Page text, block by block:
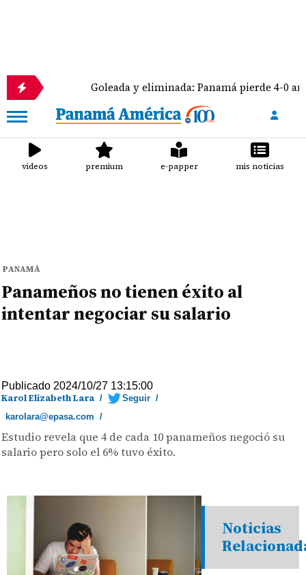
Goleada y eliminada: Panamá pierde 4-0 ante México
videos premium e-papper mis noticias
PANAMÁ
Panameños no tienen éxito al
intentar negociar su salario
Publicado 2024/10/27 13:15:00
Karol Elizabeth Lara / Seguir /
karolara@epasa.com /
Estudio revela que 4 de cada 10 panameños negoció su
salario pero solo el 6% tuvo éxito.
Noticias